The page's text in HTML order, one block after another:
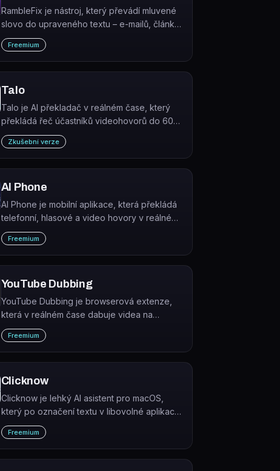
RambleFix je nástroj, který převádí mluvené
slovo do upraveného textu – e-mailů, článků,
shrnutí nebo akčních plánů.
Freemium
Talo
Talo je AI překladač v reálném čase, který
překládá řeč účastníků videohovorů do 60+
jazyků přímo během schůzky.
Zkušební verze
AI Phone
AI Phone je mobilní aplikace, která překládá
telefonní, hlasové a video hovory v reálném
čase do více než 150 jazyků a přízvuků.
Freemium
YouTube Dubbing
YouTube Dubbing je browserová extenze,
která v reálném čase dabuje videa na
YouTube a dalších platformách do mnoha
jazyků pomocí AI hlasů.
Freemium
Clicknow
Clicknow je lehký AI asistent pro macOS,
který po označení textu v libovolné aplikaci
okamžitě přeloží, vysvětlí, shrne nebo
vyhledá vybraný obsah jedním kliknutím.
Freemium